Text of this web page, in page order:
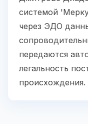
системой
через ЭДО
передаются
легальность
происхождения.